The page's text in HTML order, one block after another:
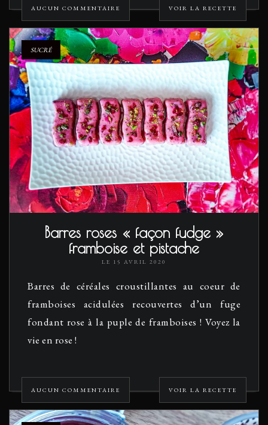
AUCUN COMMENTAIRE VOIR LA RECETTE
SUCRÉ
Barres roses « façon fudge »
framboise et pistache
LE 15 AVRIL 2020
Barres de céréales croustillantes au coeur de
framboises acidulées recouvertes d’un fuge
fondant rose à la puple de framboises ! Voyez la
vie en rose !
AUCUN COMMENTAIRE VOIR LA RECETTE